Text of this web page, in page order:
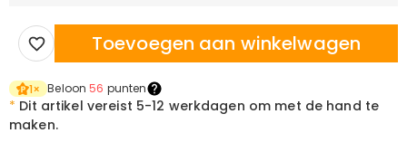
Toevoegen aan winkelwagen
1× Beloon56 punten
* Dit artikel vereist 5-12 werkdagen om met de hand te
maken.